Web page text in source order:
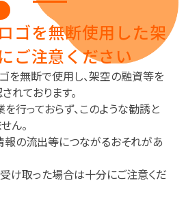
ゴを無断使用した架
ご注意ください
を無断で使用し、架空の融資等を
れております。
行っておらず、このような勧誘と
ん。
の流出等につながるおそれがあ
け取った場合は十分にご注意くだ